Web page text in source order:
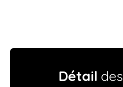
Détail